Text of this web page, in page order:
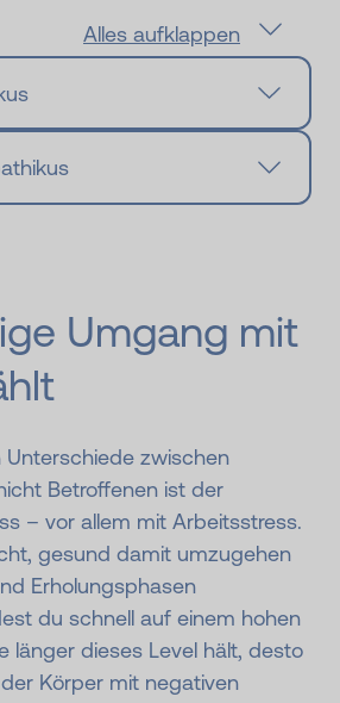
Alles aufklappen
Umgang mit
Unterschiede zwischen
Betroffenen ist der
– vor allem mit Arbeitsstress.
gesund damit umzugehen
Erholungsphasen
du schnell auf einem hohen
länger dieses Level hält, desto
Körper mit negativen